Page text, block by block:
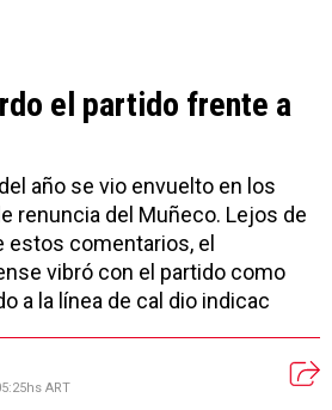
el partido frente a
año se vio envuelto en los
renuncia del Muñeco. Lejos de
estos comentarios, el
vibró con el partido como
a la línea de cal dio indicac
ART